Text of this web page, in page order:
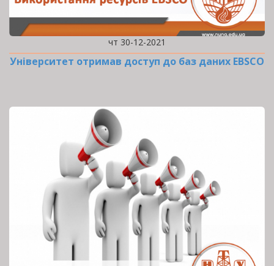
чт 30-12-2021
Університет отримав доступ до баз даних EBSCO